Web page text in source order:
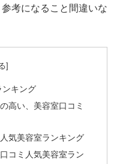
考になること間違いな
ンキング
高い、美容室口コミ
気美容室ランキング
コミ人気美容室ラン